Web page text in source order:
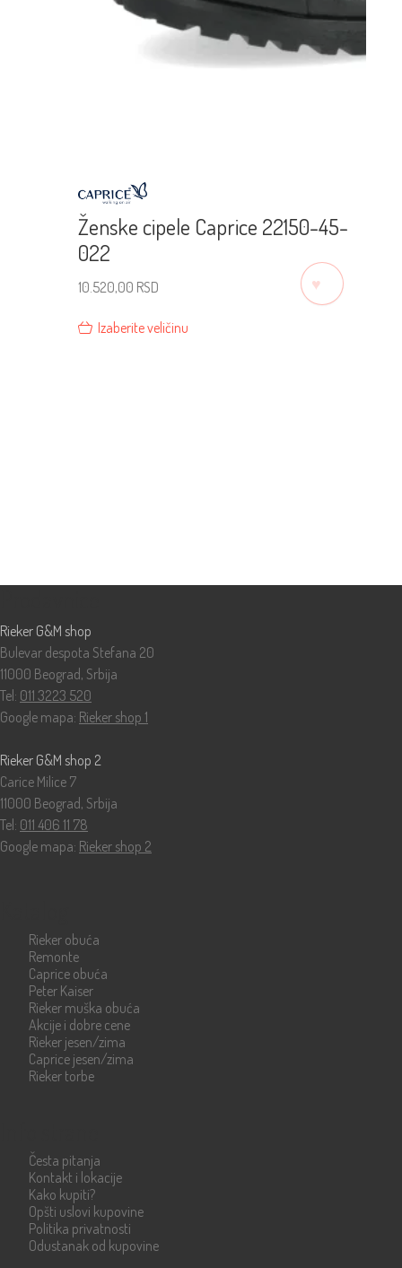
Ženske cipele Caprice 22150-45-
022
10.520,00 RSD
Izaberite veličinu
Rieker G&M shop
Bulevar despota Stefana 20
11000 Beograd, Srbija
Tel: 011 3223 520
Google mapa: Rieker shop 1
Rieker G&M shop 2
Carice Milice 7
11000 Beograd, Srbija
Tel: 011 406 11 78
Google mapa: Rieker shop 2
Rieker obuća
Remonte
Caprice obuća
Peter Kaiser
Rieker muška obuća
Akcije i dobre cene
Rieker jesen/zima
Caprice jesen/zima
Rieker torbe
Česta pitanja
Kontakt i lokacije
Kako kupiti?
Opšti uslovi kupovine
Politika privatnosti
Odustanak od kupovine